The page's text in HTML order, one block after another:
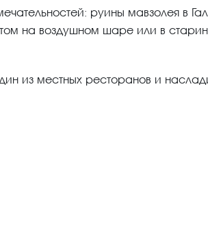
руины мавзолея в
на воздушном шаре или в
из местных ресторанов и